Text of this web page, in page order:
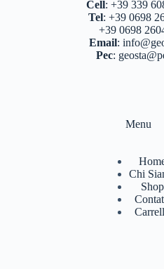
Cell:+39 339
Tel:+39 0698
+39 0698
Email:
Pec:
Menu
Chi
Shop